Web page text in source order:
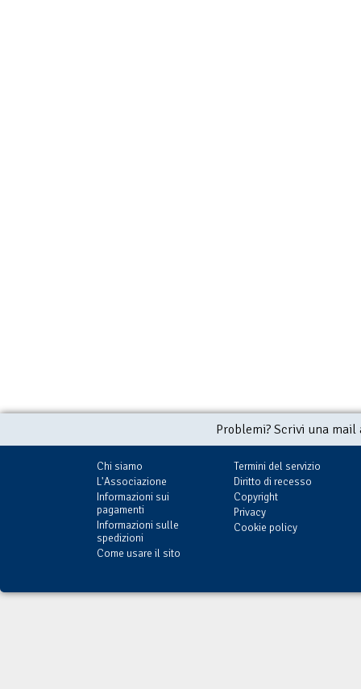
Problemi? Scrivi una
Chi siamo
L'Associazione
Informazioni sui
pagamenti
Informazioni sulle
spedizioni
Come usare il sito
Termini del servizio
Diritto di recesso
Copyright
Privacy
Cookie policy